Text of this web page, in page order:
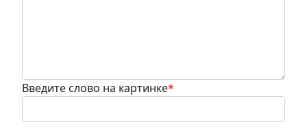
Введите слово на картинке*